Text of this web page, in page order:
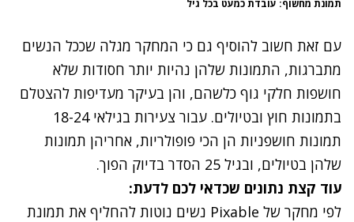
תמונת מחשוף: עובדת כמעט בכל גיל
עם זאת חשוב להוסיף גם כי המחקר מגלה שככל הנשים
מתברגות, התמונות שלהן נהיות יותר חסודות שלא
חושפות חלקי גוף כלשהם, והן בעיקר מעדיפות להצטלם
בתמונות חוץ ובטיולים. עבור צעירות בגילאי 18-24
תמונות חושפניות הן הכי פופולריות, אחריהן תמונות
שלהן בטיולים, ובגיל 25 הסדר בדיוק הפוך.
עוד קצת נתונים שכדאי לכם לדעת:
לפי מחקר של Pixable נשים נוטות להחליף את תמונת